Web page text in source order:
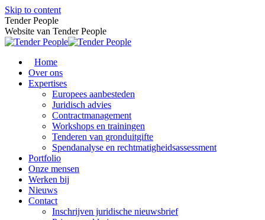
Skip to content
Tender People
Website van Tender People
Home
Over ons
Expertises
Europees aanbesteden
Juridisch advies
Contractmanagement
Workshops en trainingen
Tenderen van gronduitgifte
Spendanalyse en rechtmatigheids­assessment
Portfolio
Onze mensen
Werken bij
Nieuws
Contact
Inschrijven juridische nieuwsbrief